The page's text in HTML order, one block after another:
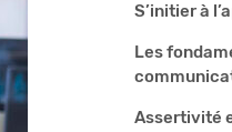
S’initier à
Les
Assertivité